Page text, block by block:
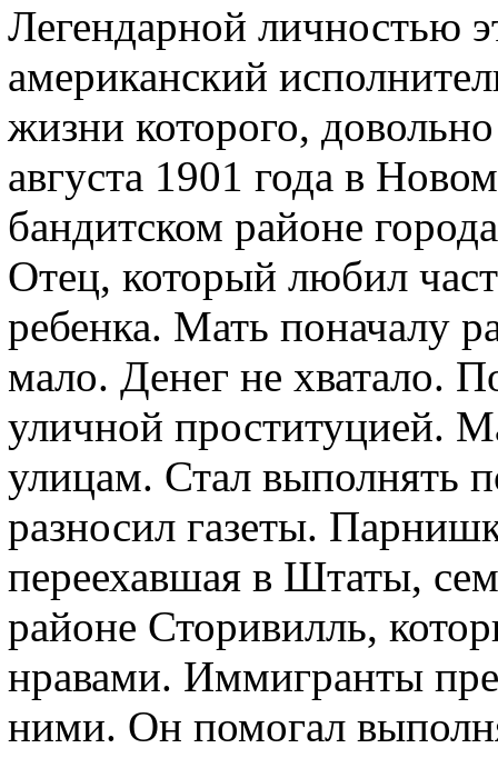
Легендарной личностью
американский
жизни которого,
августа 1901 года в
бандитском районе
Отец, который любил
ребенка. Мать поначалу
мало. Денег не хватало.
уличной проституцией.
улицам. Стал выполнять
разносил газеты.
переехавшая в Штаты,
районе Сторивилль,
нравами. Иммигранты
ними. Он помогал